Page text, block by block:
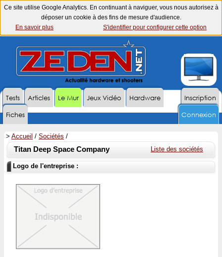
Ce site utilise Google Analytics. En continuant à naviguer, vous nous autorisez à
déposer un cookie à des fins de mesure d'audience.
En savoir plus
S'identifier pour configurer cette option
Inscription
Tests Articles Le Mur Jeux Vidéo
Hardware
Fiches
Connexion
> Accueil / Sociétés /
Liste des sociétés
Titan Deep Space Company
Logo de l'entreprise :